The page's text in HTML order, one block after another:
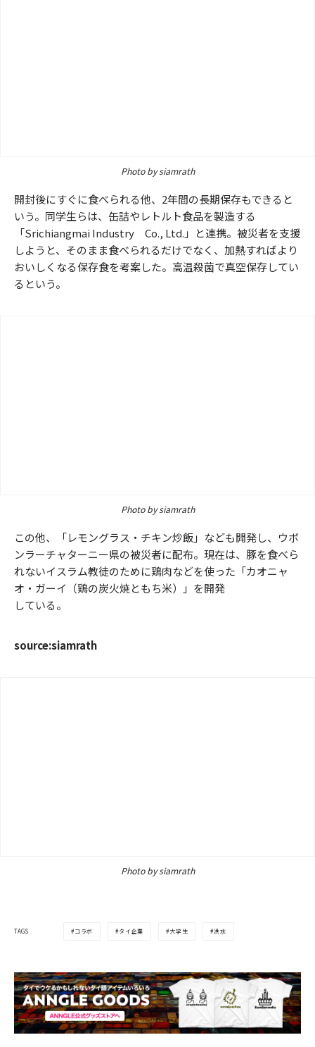
Photo by siamrath
開封後にすぐに食べられる他、2年間の長期保存もできると
いう。同学生らは、缶詰やレトルト食品を製造する
「Srichiangmai Industry Co., Ltd.」と連携。被災者を支援
しようと、そのまま食べられるだけでなく、加熱すればより
おいしくなる保存食を考案した。高温殺菌で真空保存してい
るという。
Photo by siamrath
この他、「レモングラス・チキン炒飯」なども開発し、ウボ
ンラーチャターニー県の被災者に配布。現在は、豚を食べら
れないイスラム教徒のために鶏肉などを使った「カオニャ
オ・ガーイ（鶏の炭火焼ともち米）」を開発
している。
source:siamrath
Photo by siamrath
TAGS コラボ タイ企業 大学生 洪水